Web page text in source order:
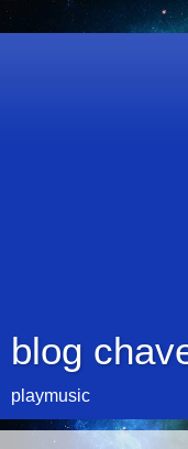
blog
playmusic